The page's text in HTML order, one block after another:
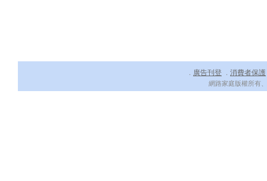
． 廣告刊登 ． 消費者保護
網路家庭版權所有